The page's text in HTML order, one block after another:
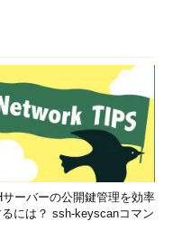
サーバーの公開鍵管理を効率
には？ ssh-keyscanコマン